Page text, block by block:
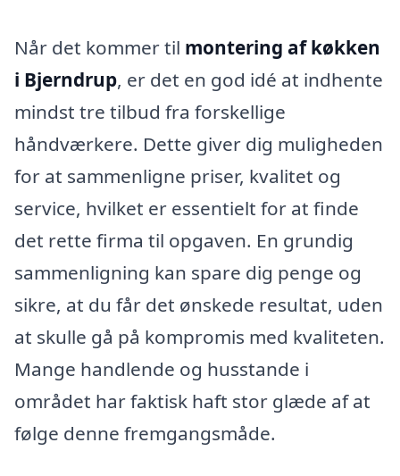
Når det kommer til montering af køkken
i Bjerndrup, er det en god idé at indhente
mindst tre tilbud fra forskellige
håndværkere. Dette giver dig muligheden
for at sammenligne priser, kvalitet og
service, hvilket er essentielt for at finde
det rette firma til opgaven. En grundig
sammenligning kan spare dig penge og
sikre, at du får det ønskede resultat, uden
at skulle gå på kompromis med kvaliteten.
Mange handlende og husstande i
området har faktisk haft stor glæde af at
følge denne fremgangsmåde.